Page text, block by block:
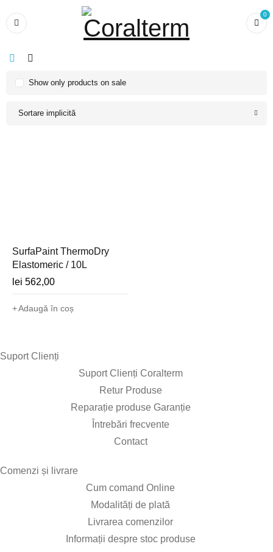
0
Sortare implicită
Show only products on sale
SurfaPaint ThermoDry
Elastomeric / 10L
lei 562,00
Adaugă în coș
Suport Clienți​
Suport Clienți Coralterm
Retur Produse
Reparație produse Garanție
Întrebări frecvente
Contact
Comenzi și livrare​
Cum comand Online
Modalități de plată
Livrarea comenzilor
Informații despre stoc produse